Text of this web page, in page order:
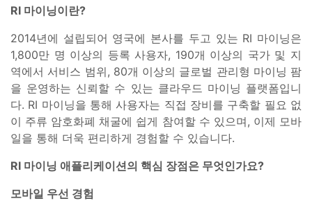
RI 마이닝이란?
2014년에 설립되어 영국에 본사를 두고 있는 RI 마이닝은
1,800만 명 이상의 등록 사용자, 190개 이상의 국가 및 지
역에서 서비스 범위, 80개 이상의 글로벌 관리형 마이닝 팜
을 운영하는 신뢰할 수 있는 클라우드 마이닝 플랫폼입니
다. RI 마이닝을 통해 사용자는 직접 장비를 구축할 필요 없
이 주류 암호화폐 채굴에 쉽게 참여할 수 있으며, 이제 모바
일을 통해 더욱 편리하게 경험할 수 있습니다.
RI 마이닝 애플리케이션의 핵심 장점은 무엇인가요?
모바일 우선 경험